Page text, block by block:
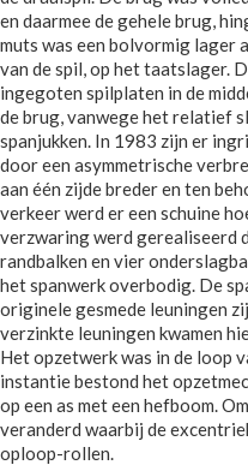
en daarmee de gehele brug,
muts was een bolvormig lager
van de spil, op het taatslager.
ingegoten spilplaten in de
de brug, vanwege het relatief
spanjukken. In 1983 zijn er
door een asymmetrische
aan één zijde breder en ten
verkeer werd er een schuine
verzwaring werd gerealiseerd
randbalken en vier
het spanwerk overbodig. De
originele gesmede leuningen
verzinkte leuningen kwamen
Het opzetwerk was in de loop
instantie bestond het
op een as met een hefboom.
veranderd waarbij de
oploop-rollen.